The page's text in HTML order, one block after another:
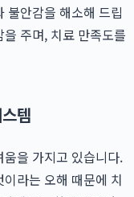
불안감을 해소해 드립
주며, 치료 만족도를
템
을 가지고 있습니다.
라는 오해 때문에 치